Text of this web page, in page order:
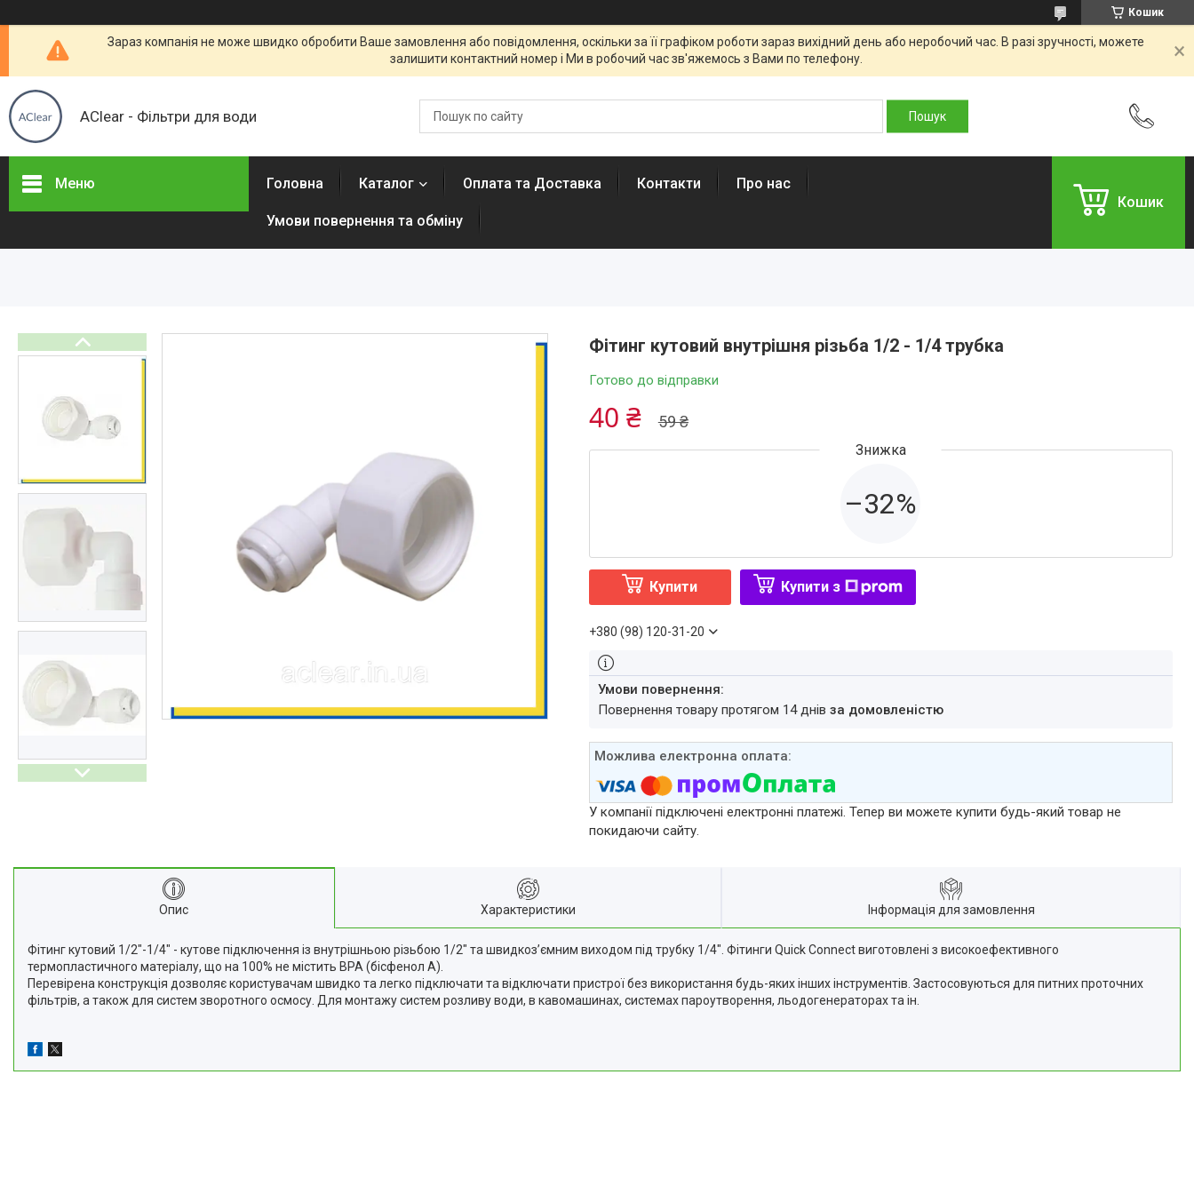
Кошик
Зараз компанія не може швидко обробити Ваше замовлення або повідомлення, оскільки за її графіком роботи зараз вихідний день або неробочий час. В разі зручності, можете
залишити контактний номер і Ми в робочий час зв'яжемось з Вами по телефону.
AClear - Фільтри для води
Меню Головна Каталог Оплата та Доставка Контакти Про нас
Умови повернення та обміну
Кошик
Фітинг кутовий внутрішня різьба 1/2 - 1/4 трубка
Готово до відправки
59 ₴
40 ₴
–32%
Купити Купити з
+380 (98) 120-31-20
повернення товару протягом 14 днів за домовленістю
У компанії підключені електронні платежі. Тепер ви можете купити будь-який товар не
покидаючи сайту.
Опис Характеристики Інформація для замовлення
Фітинг кутовий 1/2"-1/4" - кутове підключення із внутрішньою різьбою 1/2" та швидкоз’ємним виходом під трубку 1/4". Фітинги Quick Connect виготовлені з високоефективного
термопластичного матеріалу, що на 100% не містить BPA (бісфенол А).
Перевірена конструкція дозволяє користувачам швидко та легко підключати та відключати пристрої без використання будь-яких інших інструментів. Застосовуються для питних проточних
фільтрів, а також для систем зворотного осмосу. Для монтажу систем розливу води, в кавомашинах, системах пароутворення, льодогенераторах та ін.